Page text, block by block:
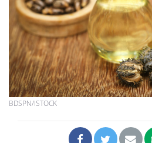
BDSPN/ISTOCK